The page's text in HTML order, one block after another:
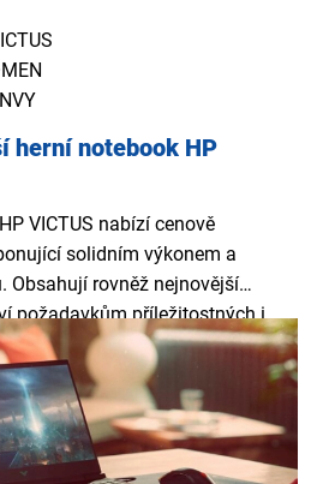
herní notebook HP
VICTUS nabízí cenově
solidním výkonem a
Obsahují rovněž nejnovější
požadavkům příležitostných i
to je ocení i tvůrci videí nebo